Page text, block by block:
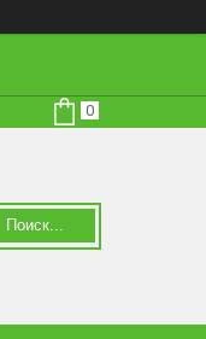
Поиск...